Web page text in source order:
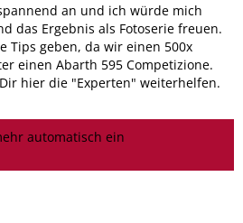
an und ich würde mich
das Ergebnis als Fotoserie freuen.
Tips geben, da wir einen 500x
einen Abarth 595 Competizione.
hier die "Experten" weiterhelfen.
automatisch ein